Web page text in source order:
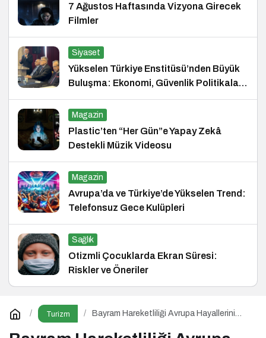
7 Ağustos Haftasında Vizyona Girecek
Filmler
Siyaset
Yükselen Türkiye Enstitüsü’nden Büyük
Buluşma: Ekonomi, Güvenlik Politikaları
ve Hukuk Konferansı
Magazin
Plastic’ten “Her Gün”e Yapay Zekâ
Destekli Müzik Videosu
Magazin
Avrupa’da ve Türkiye’de Yükselen Trend:
Telefonsuz Gece Kulüpleri
Sağlık
Otizmli Çocuklarda Ekran Süresi:
Riskler ve Öneriler
Turizm
Bayram Hareketliliği Avrupa Hayallerini